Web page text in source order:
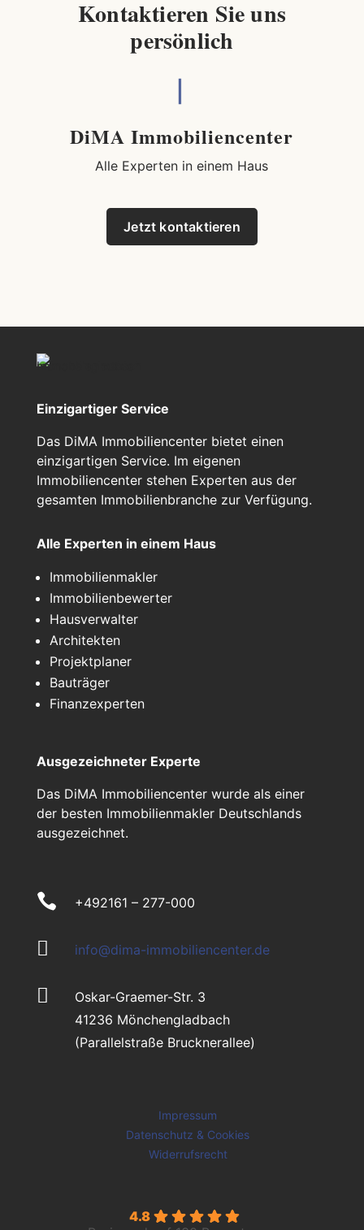
Kontaktieren Sie uns
persönlich
DiMA Immobiliencenter
Alle Experten in einem Haus
Jetzt kontaktieren
Einzigartiger Service
Das DiMA Immobiliencenter bietet einen
einzigartigen Service. Im eigenen
Immobiliencenter stehen Experten aus der
gesamten Immobilienbranche zur Verfügung.
Alle Experten in einem Haus
Immobilienmakler
Immobilienbewerter
Hausverwalter
Architekten
Projektplaner
Bauträger
Finanzexperten
Ausgezeichneter Experte
Das DiMA Immobiliencenter wurde als einer
der besten Immobilienmakler Deutschlands
ausgezeichnet.
 +492161 – 277-000
 info@dima-immobiliencenter.de

Oskar-Graemer-Str. 3
41236 Mönchengladbach
(Parallelstraße Brucknerallee)
Impressum
Datenschutz & Cookies
Widerrufsrecht
4.8